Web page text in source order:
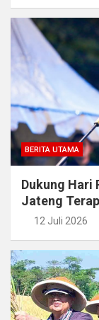
BERITA UTAMA
Dukung Hari
Jateng
12 Juli 2026